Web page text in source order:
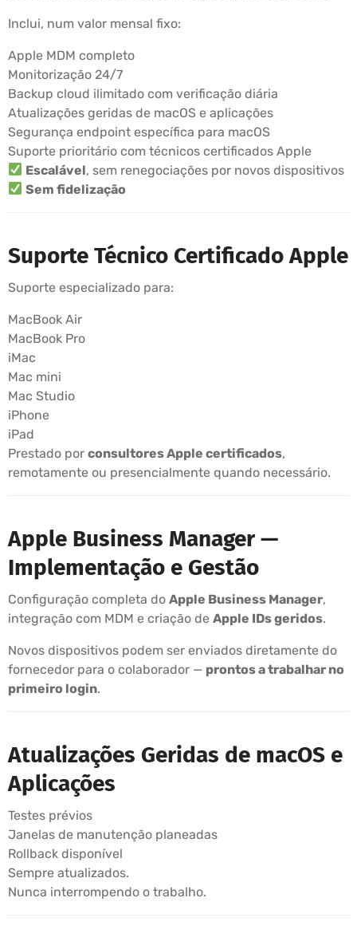
Inclui, num valor mensal fixo:
Apple MDM completo
Monitorização 24/7
Backup cloud ilimitado com verificação diária
Atualizações geridas de macOS e aplicações
Segurança endpoint específica para macOS
Suporte prioritário com técnicos certificados Apple
Escalável, sem renegociações por novos dispositivos
Sem fidelização
Suporte Técnico Certificado Apple
Suporte especializado para:
MacBook Air
MacBook Pro
iMac
Mac mini
Mac Studio
iPhone
iPad
Prestado por consultores Apple certificados,
remotamente ou presencialmente quando necessário.
Apple Business Manager —
Implementação e Gestão
Configuração completa do Apple Business Manager,
integração com MDM e criação de Apple IDs geridos.
Novos dispositivos podem ser enviados diretamente do
fornecedor para o colaborador — prontos a trabalhar no
primeiro login.
Atualizações Geridas de macOS e
Aplicações
Testes prévios
Janelas de manutenção planeadas
Rollback disponível
Sempre atualizados.
Nunca interrompendo o trabalho.